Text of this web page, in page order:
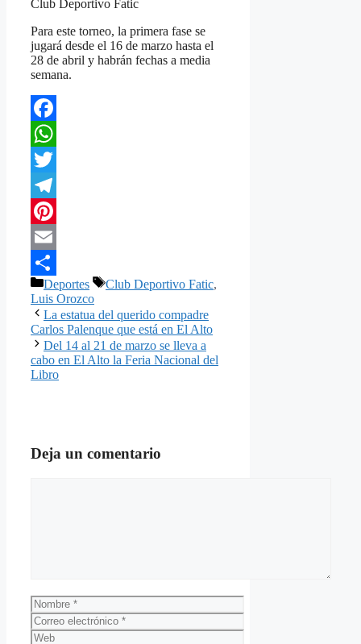
Club Deportivo Fatic
Para este torneo, la primera fase se
jugará desde el 16 de marzo hasta el
28 de abril y habrán fechas a media
semana.
Facebook
WhatsApp
Twitter
Telegram
Pinterest
Email
Compartir
Categorías
Deportes Etiquetas
Club Deportivo Fatic,
Luis Orozco
La estatua del querido compadre
Carlos Palenque que está en El Alto
Del 14 al 21 de marzo se lleva a
cabo en El Alto la Feria Nacional del
Libro
Deja un comentario
Nombre
Correo
electrónico
Web